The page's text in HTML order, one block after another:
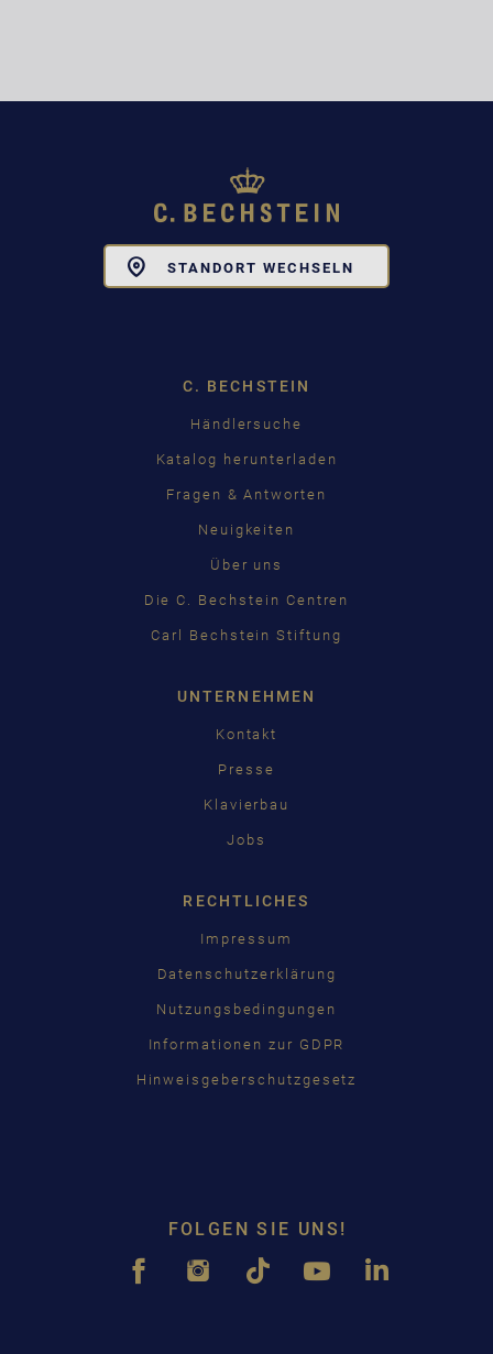
STANDORT WECHSELN
C. BECHSTEIN
Händlersuche
Katalog herunterladen
Fragen & Antworten
Neuigkeiten
Über uns
Die C. Bechstein Centren
Carl Bechstein Stiftung
UNTERNEHMEN
Kontakt
Presse
Klavierbau
Jobs
RECHTLICHES
Impressum
Datenschutzerklärung
Nutzungsbedingungen
Informationen zur GDPR
Hinweisgeberschutzgesetz
FOLGEN SIE UNS!